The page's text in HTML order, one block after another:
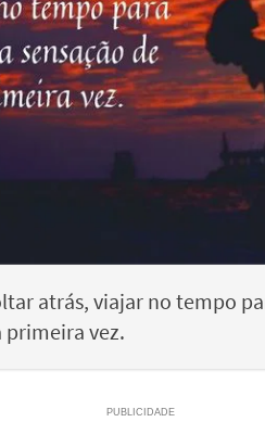
atrás, viajar no tempo
primeira vez.